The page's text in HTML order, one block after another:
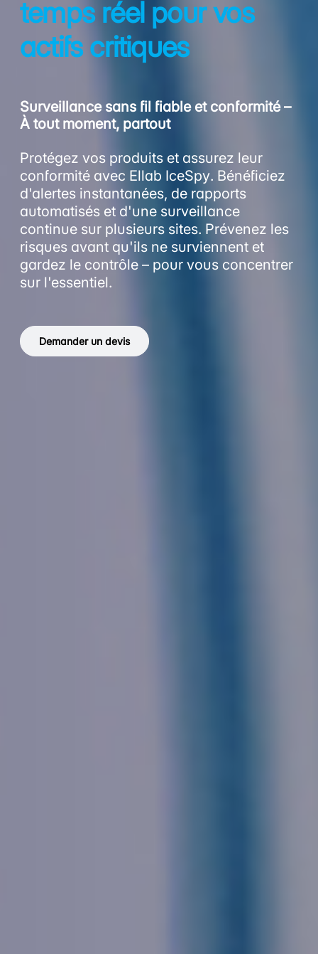
temps réel pour vos
actifs critiques
Surveillance sans fil fiable et conformité –
À tout moment, partout
Protégez vos produits et assurez leur
conformité avec Ellab IceSpy. Bénéficiez
d'alertes instantanées, de rapports
automatisés et d'une surveillance
continue sur plusieurs sites. Prévenez les
risques avant qu'ils ne surviennent et
gardez le contrôle – pour vous concentrer
sur l'essentiel.
Demander un devis